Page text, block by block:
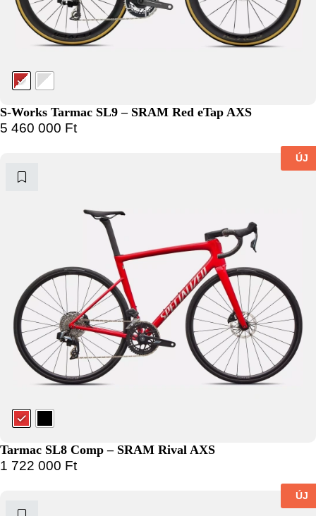
S-Works Tarmac SL9 – SRAM Red eTap AXS
5 460 000 Ft
ÚJ
Tarmac SL8 Comp – SRAM Rival AXS
1 722 000 Ft
ÚJ